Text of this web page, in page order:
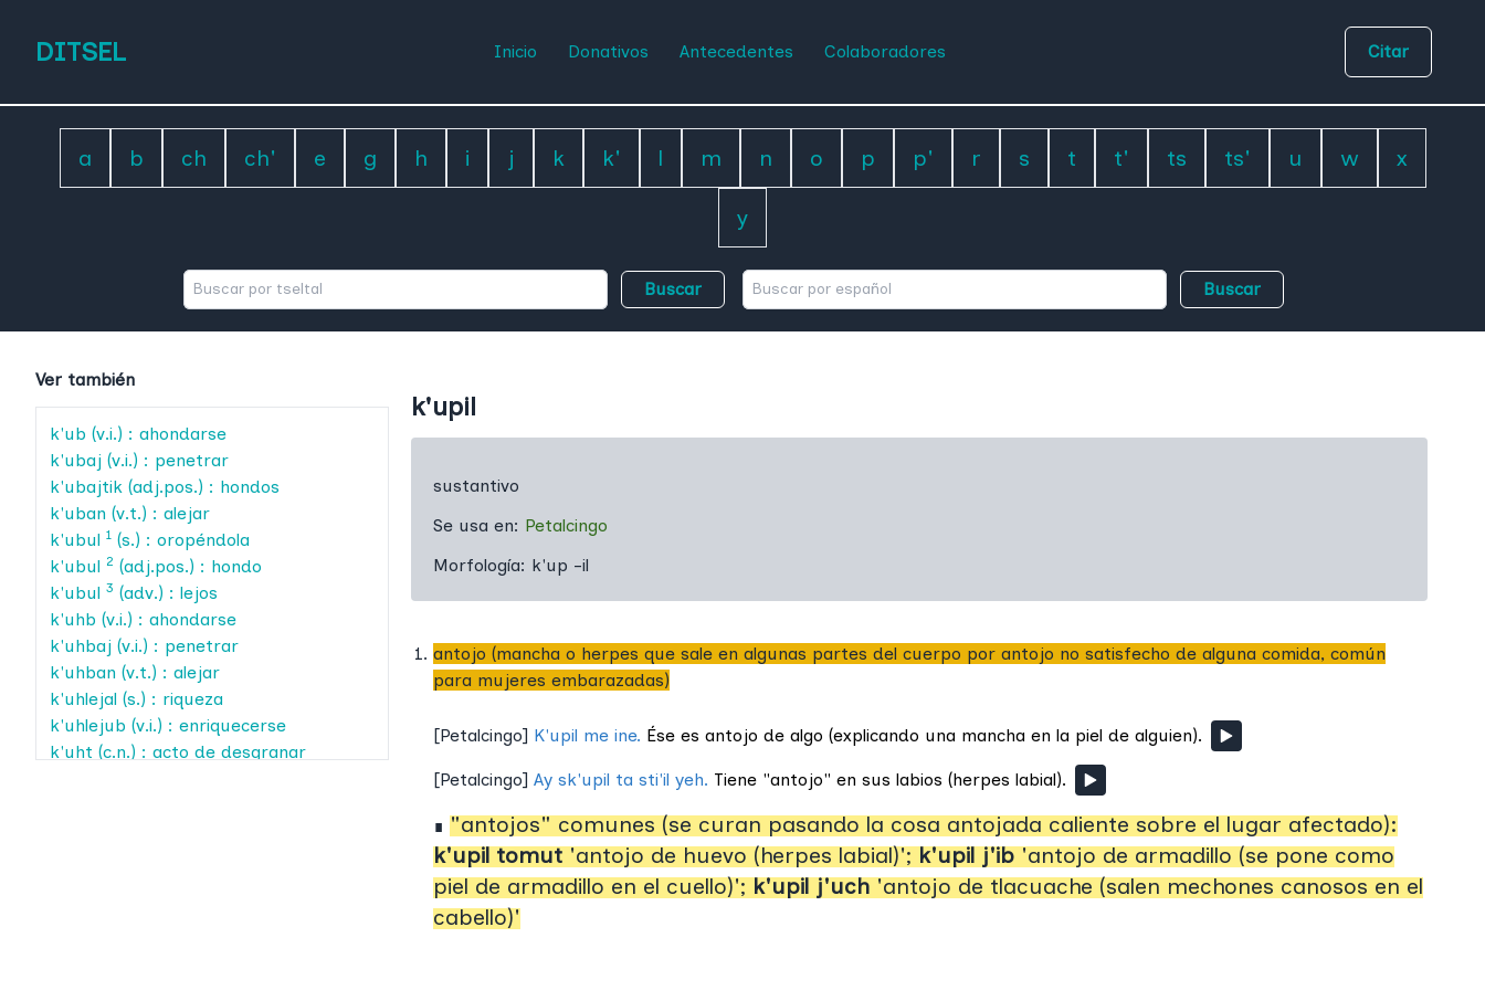
DITSEL Inicio Donativos Antecedentes Colaboradores Citar
a b ch ch' e g h i j k k' l m n o p p' r s t t' ts ts' u w x
y
Buscar Buscar
Ver también
k'ub (v.i.) : ahondarse
k'ubaj (v.i.) : penetrar
k'ubajtik (adj.pos.) : hondos
k'uban (v.t.) : alejar
k'ubul 1 (s.) : oropéndola
k'ubul 2 (adj.pos.) : hondo
k'ubul 3 (adv.) : lejos
k'uhb (v.i.) : ahondarse
k'uhbaj (v.i.) : penetrar
k'uhban (v.t.) : alejar
k'uhlejal (s.) : riqueza
k'uhlejub (v.i.) : enriquecerse
k'uht (c.n.) : acto de desgranar
k'upil
sustantivo
Se usa en: Petalcingo
Morfología: k'up -il
antojo (mancha o herpes que sale en algunas partes del cuerpo por antojo no satisfecho de alguna comida, común
para mujeres embarazadas)
[Petalcingo] K'upil me ine. Ése es antojo de algo (explicando una mancha en la piel de alguien).
[Petalcingo] Ay sk'upil ta sti'il yeh. Tiene "antojo" en sus labios (herpes labial).
∎ "antojos" comunes (se curan pasando la cosa antojada caliente sobre el lugar afectado):
k'upil tomut'antojo de huevo (herpes labial)';k'upil j'ib'antojo de armadillo (se pone como
piel de armadillo en el cuello)';k'upil j'uch'antojo de tlacuache (salen mechones canosos en el
cabello)'